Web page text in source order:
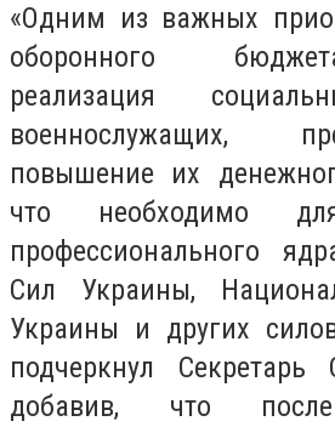
«Одним из важных
оборонного
реализация
военнослужащих,
повышение их
что необходимо
профессионального
Сил Украины,
Украины и других
подчеркнул
добавив, что